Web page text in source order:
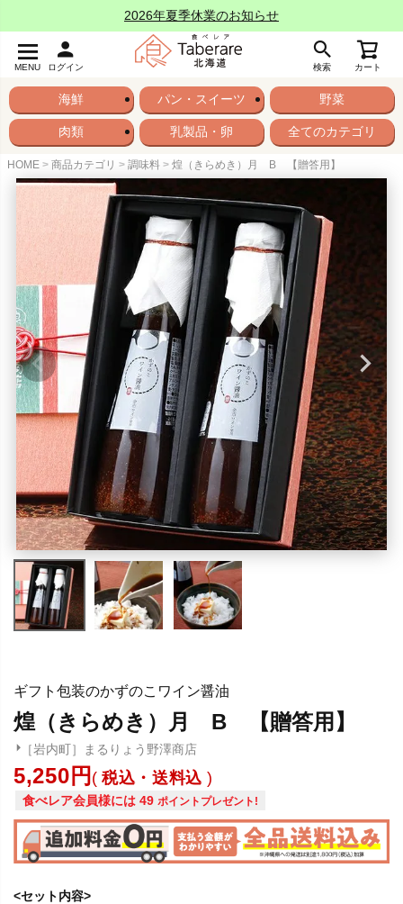
2026年夏季休業のお知らせ
MENU ログイン 検索 カート
海鮮 パン・スイーツ 野菜
肉類 乳製品・卵 全てのカテゴリ
HOME 商品カテゴリ 調味料 煌（きらめき）月 B 【贈答用】
ギフト包装のかずのこワイン醤油
煌（きらめき）月 B 【贈答用】
［岩内町］まるりょう野澤商店
5,250 税込・送料込
食べレア会員様には 49 ポイントプレゼント!
<セット内容>